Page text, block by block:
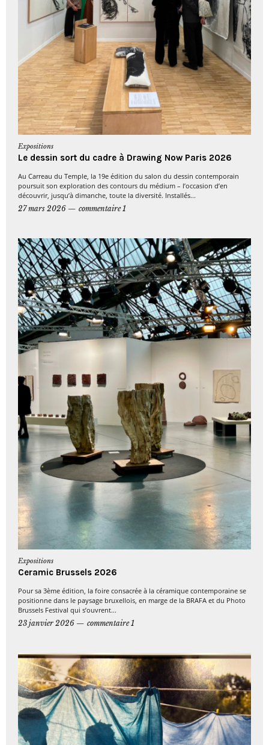
Expositions
Le dessin sort du cadre à Drawing Now Paris 2026
Au Carreau du Temple, la 19e édition du salon du dessin contemporain
poursuit son exploration des contours du médium – l’occasion d’en
découvrir, jusqu’à dimanche, toute la diversité. Installés...
27 mars 2026
commentaire 1
Expositions
Ceramic Brussels 2026
Pour sa 3ème édition, la foire consacrée à la céramique contemporaine se
positionne dans le paysage bruxellois, en marge de la BRAFA et du Photo
Brussels Festival qui s’ouvrent...
23 janvier 2026
commentaire 1